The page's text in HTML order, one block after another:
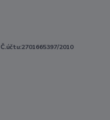
Č.účtu:2701665397/2010